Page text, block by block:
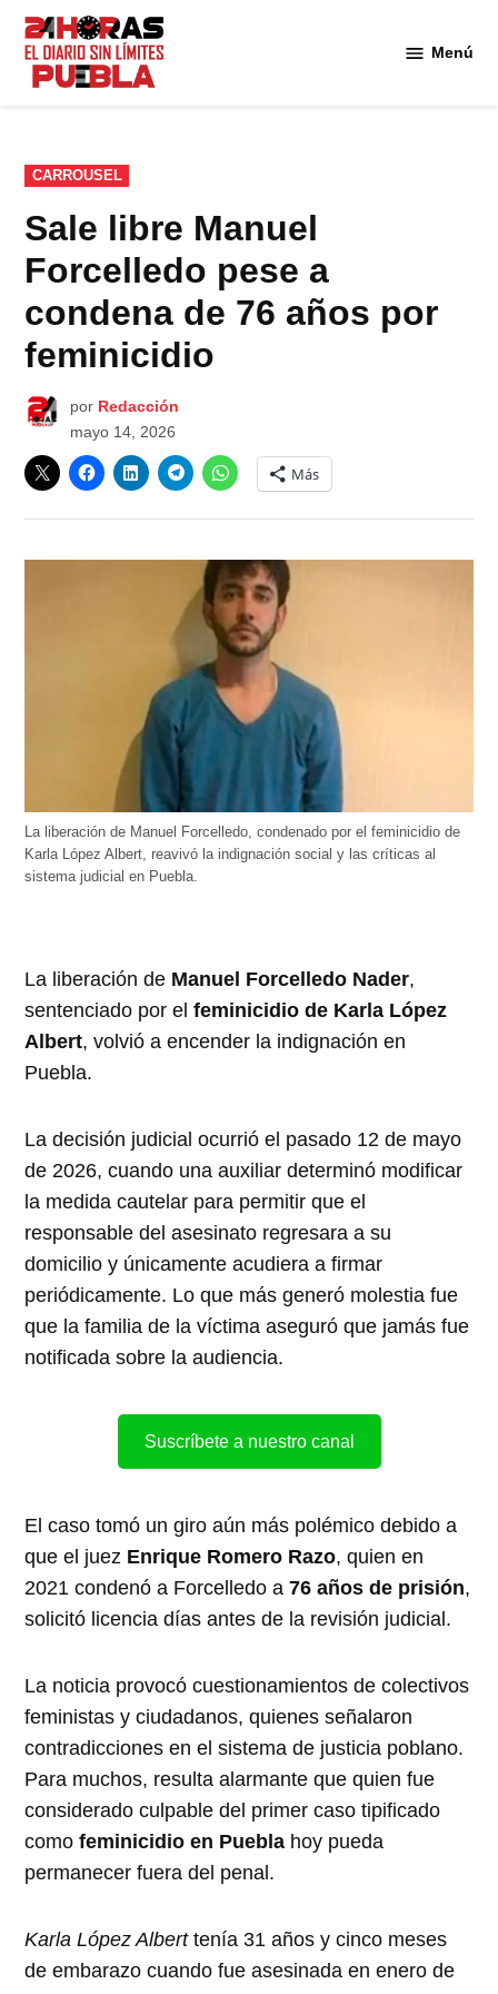
Saltar
contenido
Menú
PUBLICADO
EN
CARROUSEL
Sale libre Manuel
Forcelledo pese a
condena de 76 años por
feminicidio
por Redacción
mayo 14, 2026
Más
La liberación de Manuel Forcelledo, condenado por el feminicidio de
Karla López Albert, reavivó la indignación social y las críticas al
sistema judicial en Puebla.
La liberación de Manuel Forcelledo Nader,
sentenciado por elfeminicidio de Karla López
Albert, volvió a encender la indignación en
Puebla.
La decisión judicial ocurrió el pasado 12 de mayo
de 2026, cuando una auxiliar determinó modificar
la medida cautelar para permitir que el
responsable del asesinato regresara a su
domicilio y únicamente acudiera a firmar
periódicamente. Lo que más generó molestia fue
que la familia de la víctima aseguró que jamás fue
notificada sobre la audiencia.
Suscríbete a nuestro canal
El caso tomó un giro aún más polémico debido a
que el juez Enrique Romero Razo, quien en
2021 condenó a Forcelledo a76 años de prisión,
solicitó licencia días antes de la revisión judicial.
La noticia provocó cuestionamientos de colectivos
feministas y ciudadanos, quienes señalaron
contradicciones en el sistema de justicia poblano.
Para muchos, resulta alarmante que quien fue
considerado culpable del primer caso tipificado
comofeminicidio en Puebla hoy pueda
permanecer fuera del penal.
Karla López Alberttenía 31 años y cinco meses
de embarazo cuando fue asesinada en enero de